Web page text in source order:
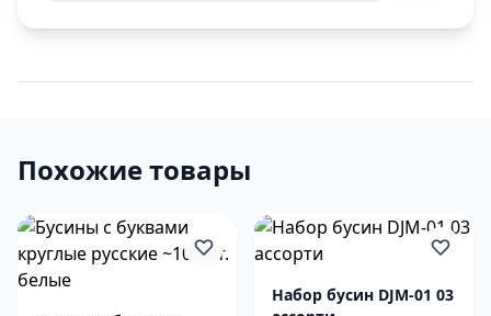
Похожие товары
Набор бусин DJM-01 03